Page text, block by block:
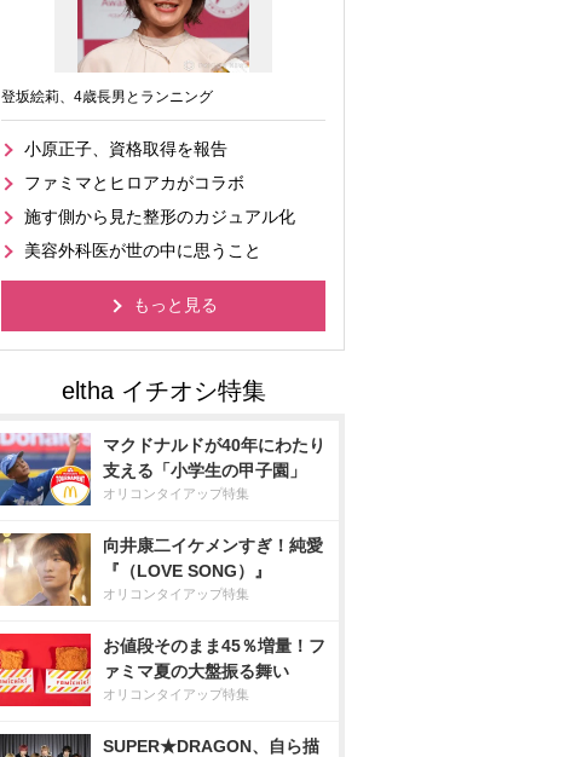
登坂絵莉、4歳長男とランニング
小原正子、資格取得を報告
ファミマとヒロアカがコラボ
施す側から見た整形のカジュアル化
美容外科医が世の中に思うこと
もっと見る
マクドナルドが40年にわたり
支える「小学生の甲子園」
オリコンタイアップ特集
向井康二イケメンすぎ！純愛
『（LOVE SONG）』
オリコンタイアップ特集
お値段そのまま45％増量！フ
ァミマ夏の大盤振る舞い
オリコンタイアップ特集
SUPER★DRAGON、自ら描